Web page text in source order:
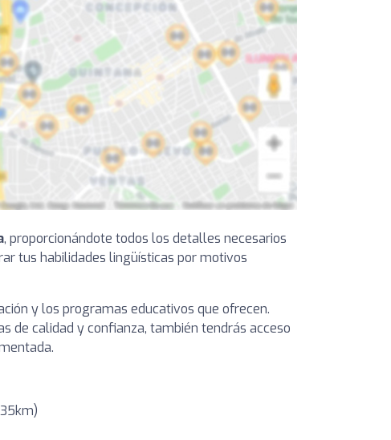
, proporcionándote todos los detalles necesarios
tus habilidades lingüísticas por motivos
y los programas educativos que ofrecen.
de calidad y confianza, también tendrás acceso